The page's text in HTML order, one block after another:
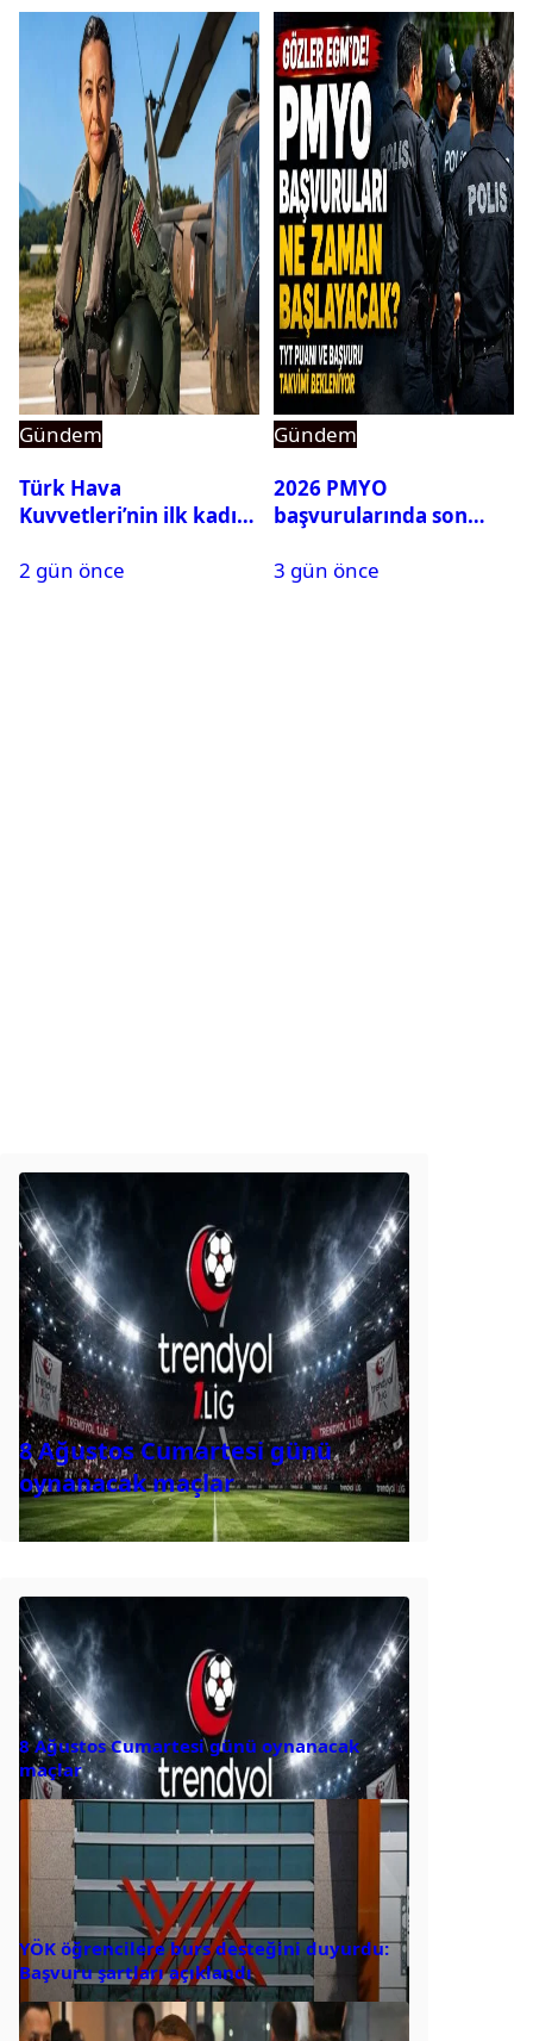
Gündem
Türk Hava
Kuvvetleri’nin ilk kadın
Karapınar hakkında
2 gün önce
Gündem
2026 PMYO
başvurularında son
3 gün önce
8 Ağustos Cumartesi günü
oynanacak maçlar
8 Ağustos Cumartesi günü oynanacak
maçlar
YÖK öğrencilere burs desteğini duyurdu:
Başvuru şartları açıklandı